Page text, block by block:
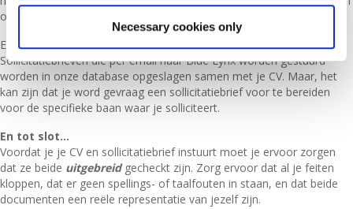
Necessary cookies only
optie om een paar onderwerpen van je studie te noemen.
Een sollicitatiebrief doet de rest van wat je CV niet kan.
Sollicitatiebrieven die per email naar Blue Lynx worden gestuurd
worden in onze database opgeslagen samen met je CV. Maar, het
kan zijn dat je word gevraag een sollicitatiebrief voor te bereiden
voor de specifieke baan waar je solliciteert.
En tot slot…
Voordat je je CV en sollicitatiebrief instuurt moet je ervoor zorgen
dat ze beide uitgebreidgecheckt zijn. Zorg ervoor dat al je feiten
kloppen, dat er geen spellings- of taalfouten in staan, en dat beide
documenten een reële representatie van jezelf zijn.